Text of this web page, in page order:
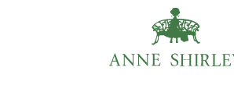
Salon